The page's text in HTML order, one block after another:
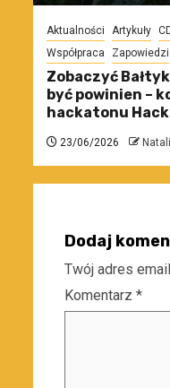
Aktualności Artykuły
Współpraca
Zapowiedzi
Zobaczyć
być powinien –
hackatonu
23/06/2026
Dodaj
Twój adres
Komentarz *